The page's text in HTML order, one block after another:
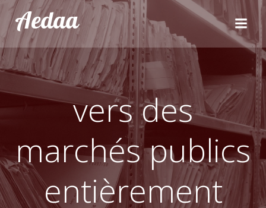
Aller
au
contenu
Aedaa
vers des
marchés publics
entièrement